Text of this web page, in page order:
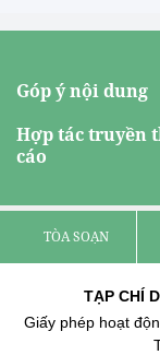
Góp ý nội dung
Hợp tác truyền
cáo
TÒA SOẠN
TẠP CHÍ
Giấy phép hoạt